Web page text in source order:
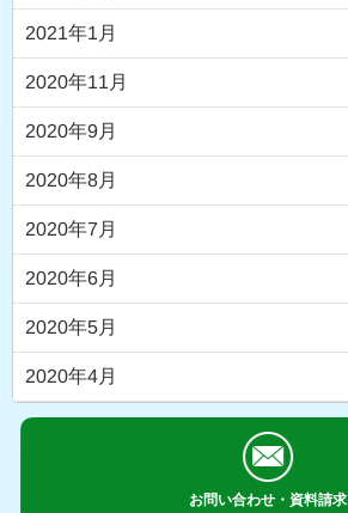
2021年1月
2020年11月
2020年9月
2020年8月
2020年7月
2020年6月
2020年5月
2020年4月
お問い合わせ・資料請求